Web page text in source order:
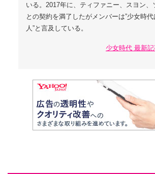
いる。2017年に、ティファニー、スヨン、
との契約を満了したがメンバーは”少女時
人”と言及している。
少女時代 最新